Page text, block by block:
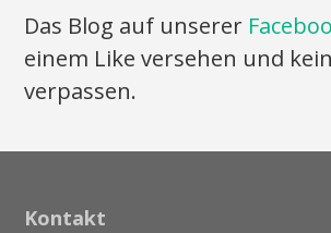
Das Blog auf unserer
einem Like versehen und
verpassen.
Kontakt